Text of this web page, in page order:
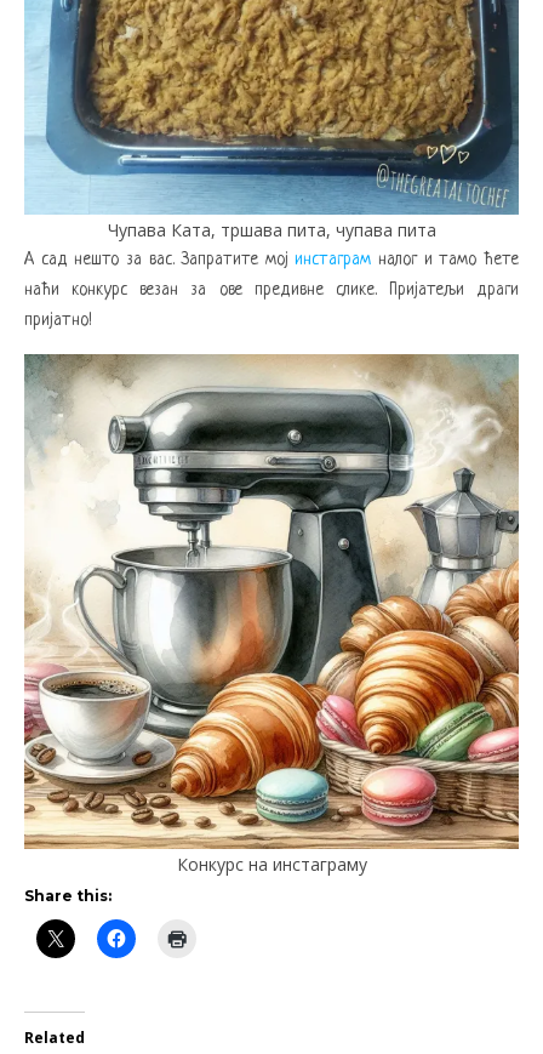
Чупава Ката, тршава пита, чупава пита
А сад нешто за вас. Запратите мојинстаграм налог и тамо ћете
наћи конкурс везан за ове предивне слике. Пријатељи драги
пријатно!
Конкурс на инстаграму
Share this:
Related